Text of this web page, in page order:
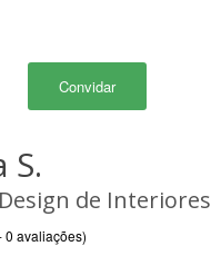
Convidar
de Interiores
0 avaliações)